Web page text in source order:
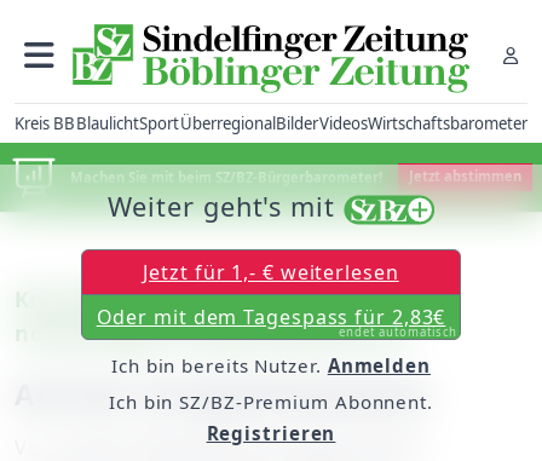
Kreis BBBlaulichtSportÜberregionalBilderVideosWirtschaftsbarometer
Machen Sie mit beim SZ/BZ-Bürgerbarometer! Jetzt abstimmen
Kreis Böblingen: Reihenfolge der
notwendigen Straßenreparaturen
Auf der Dringlichkeitsliste
unserer Mitarbeiterin Sybille Schurr
Weiter geht's mit
Jetzt für 1,- € weiterlesen
Oder mit dem Tagespass für 2,83€
endet automatisch
Ich bin bereits Nutzer. Anmelden
Ich bin SZ/BZ-Premium Abonnent.
Registrieren